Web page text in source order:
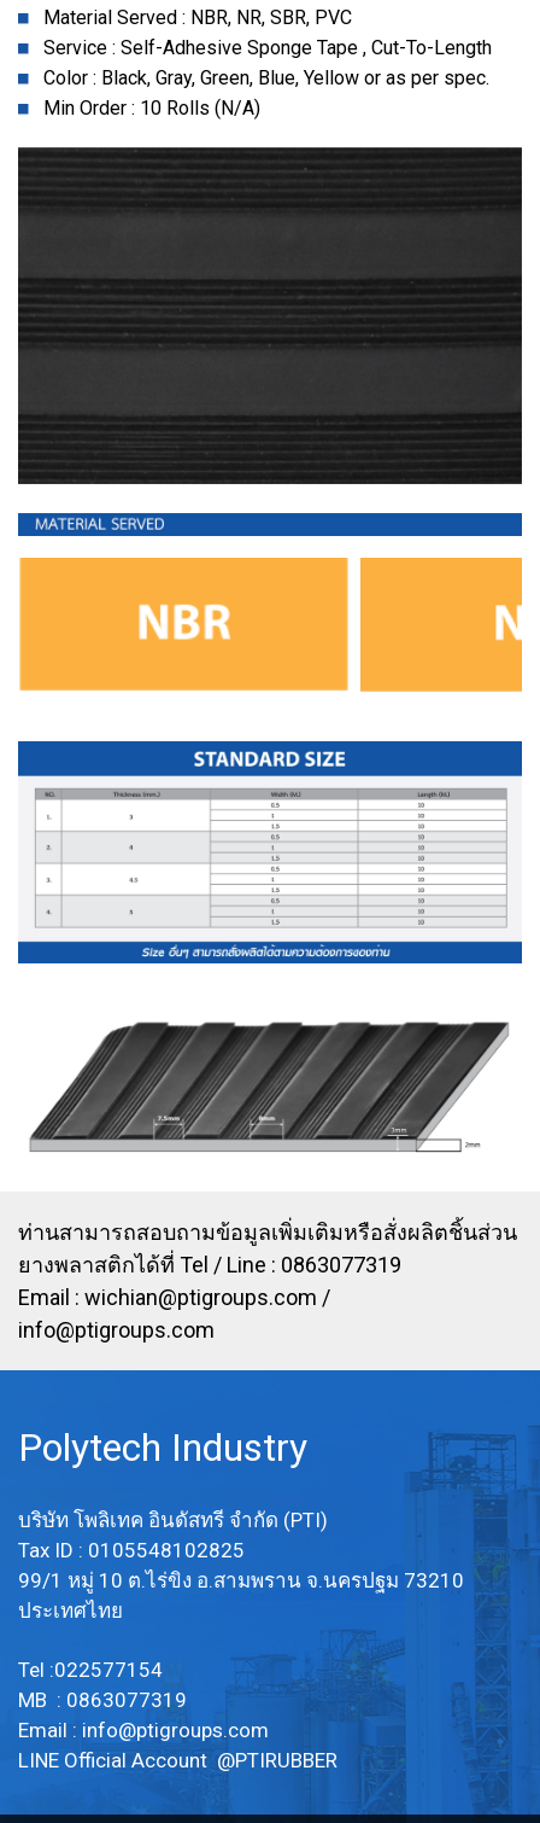
Material Served : NBR, NR, SBR, PVC
Service : Self-Adhesive Sponge Tape , Cut-To-Length
Color : Black, Gray, Green, Blue, Yellow or as per spec.
Min Order : 10 Rolls (N/A)
ท่านสามารถสอบถามข้อมูลเพิ่มเติมหรือสั่งผลิตชิ้นส่วน
ยางพลาสติกได้ที่ Tel / Line : 0863077319
Email : wichian@ptigroups.com /
info@ptigroups.com
Polytech Industry
บริษัท โพลิเทค อินดัสทรี จำกัด (PTI)
Tax ID : 0105548102825
99/1 หมู่ 10 ต.ไร่ขิง อ.สามพราน จ.นครปฐม 73210
ประเทศไทย
Tel :022577154
MB : 0863077319
Email : info@ptigroups.com
LINE Official Account @PTIRUBBER